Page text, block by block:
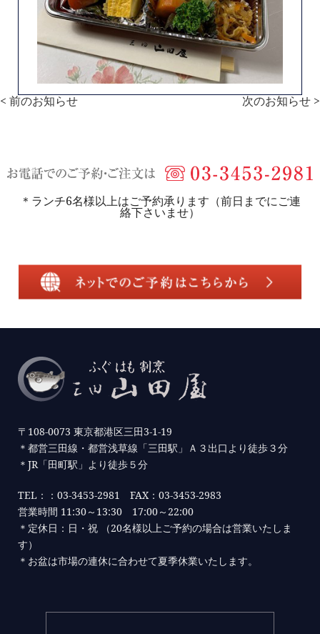
< 前のお知らせ 次のお知らせ >
＊ランチ6名様以上はご予約承ります（前日までにご連
絡下さいませ）
〒108-0073 東京都港区三田3-1-19
＊都営三田線・都営浅草線「三田駅」Ａ３出口より徒歩３分
＊JR「田町駅」より徒歩５分
TEL：：03-3453-2981 FAX：03-3453-2983
営業時間 11:30～13:30 17:00～22:00
＊定休日：日・祝 （20名様以上ご予約の場合は営業いたしま
す）
＊お盆は市場の連休に合わせて夏季休業いたします。